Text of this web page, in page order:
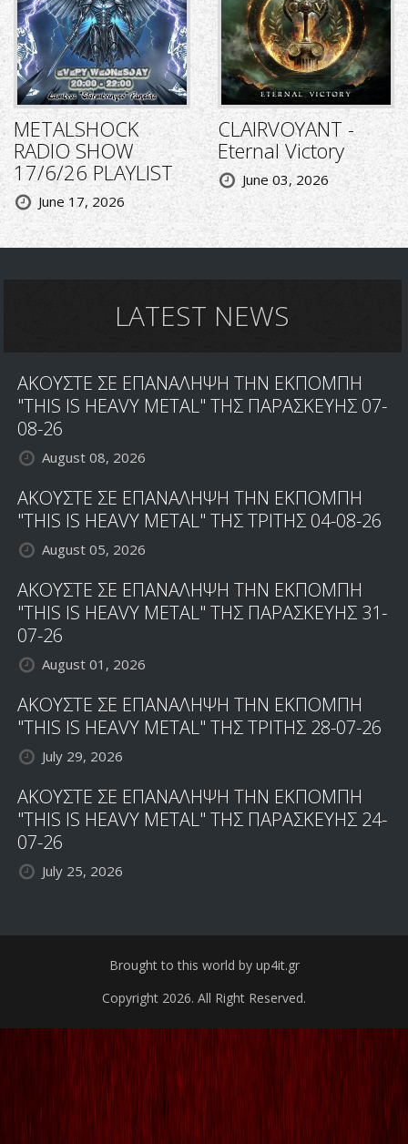
METALSHOCK
RADIO SHOW
17/6/26 PLAYLIST
June 17, 2026
CLAIRVOYANT -
Eternal Victory
June 03, 2026
LATEST NEWS
ΑΚΟΥΣΤΕ ΣΕ ΕΠΑΝΑΛΗΨΗ ΤΗΝ ΕΚΠΟΜΠΗ
"THIS IS HEAVY METAL" ΤΗΣ ΠΑΡΑΣΚΕΥΗΣ 07-
08-26
August 08, 2026
ΑΚΟΥΣΤΕ ΣΕ ΕΠΑΝΑΛΗΨΗ ΤΗΝ ΕΚΠΟΜΠΗ
"THIS IS HEAVY METAL" ΤΗΣ ΤΡΙΤΗΣ 04-08-26
August 05, 2026
ΑΚΟΥΣΤΕ ΣΕ ΕΠΑΝΑΛΗΨΗ ΤΗΝ ΕΚΠΟΜΠΗ
"THIS IS HEAVY METAL" ΤΗΣ ΠΑΡΑΣΚΕΥΗΣ 31-
07-26
August 01, 2026
ΑΚΟΥΣΤΕ ΣΕ ΕΠΑΝΑΛΗΨΗ ΤΗΝ ΕΚΠΟΜΠΗ
"THIS IS HEAVY METAL" ΤΗΣ ΤΡΙΤΗΣ 28-07-26
July 29, 2026
ΑΚΟΥΣΤΕ ΣΕ ΕΠΑΝΑΛΗΨΗ ΤΗΝ ΕΚΠΟΜΠΗ
"THIS IS HEAVY METAL" ΤΗΣ ΠΑΡΑΣΚΕΥΗΣ 24-
07-26
July 25, 2026
Brought to this world by up4it.gr
Copyright 2026. All Right Reserved.